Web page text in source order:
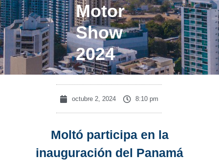
Motor
Show
2024
octubre 2, 2024 8:10 pm
Moltó participa en la
inauguración del Panamá